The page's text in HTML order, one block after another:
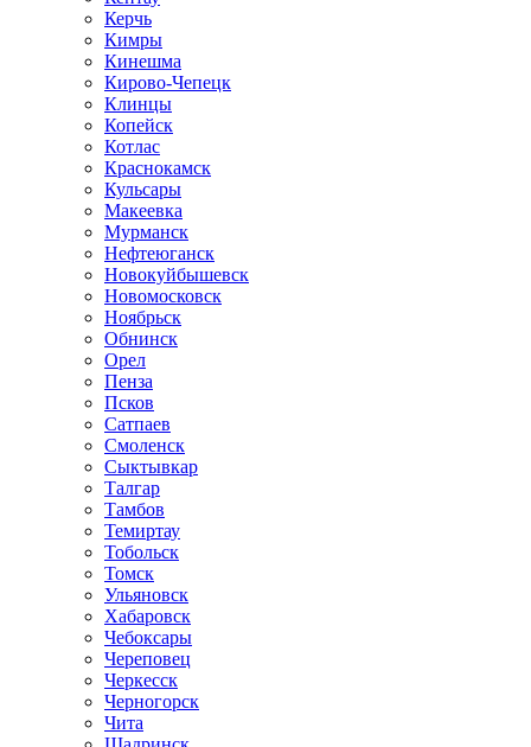
Керчь
Кимры
Кинешма
Кирово-Чепецк
Клинцы
Копейск
Котлас
Краснокамск
Кульсары
Макеевка
Мурманск
Нефтеюганск
Новокуйбышевск
Новомосковск
Ноябрьск
Обнинск
Орел
Пенза
Псков
Сатпаев
Смоленск
Сыктывкар
Талгар
Тамбов
Темиртау
Тобольск
Томск
Ульяновск
Хабаровск
Чебоксары
Череповец
Черкесск
Черногорск
Чита